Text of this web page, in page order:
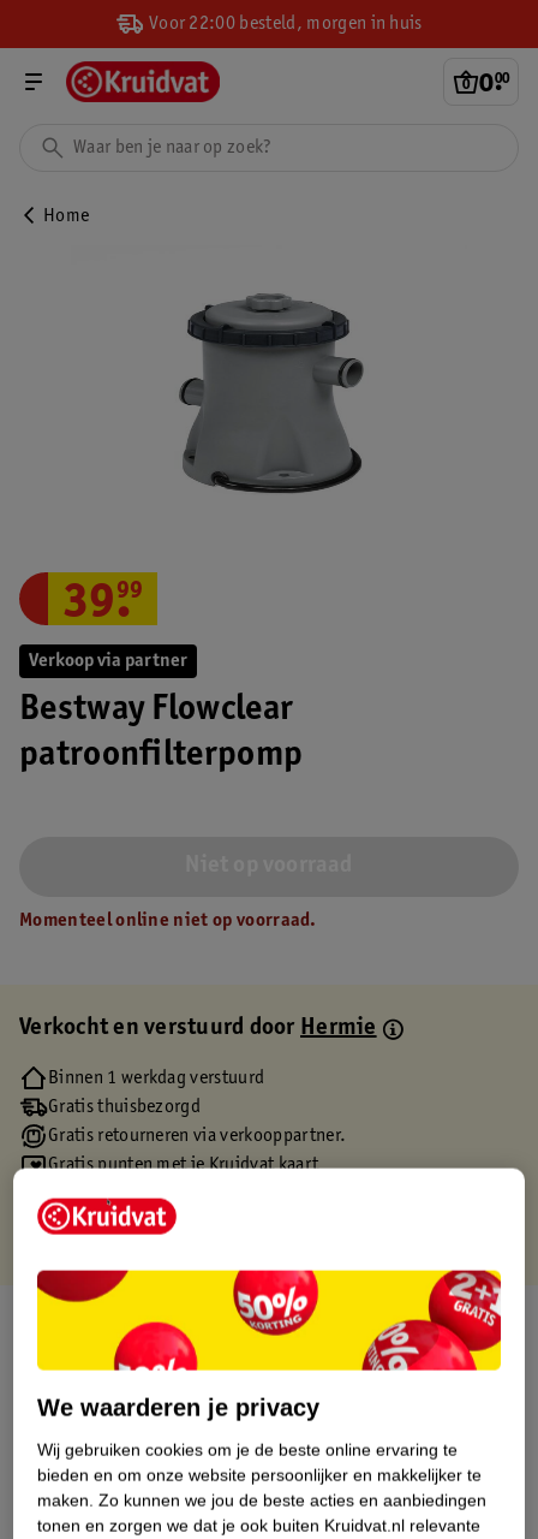
Voor 22:00 besteld, morgen in huis
0.
00
Home
Verkoop via partner
Bestway Flowclear
patroonfilterpomp
39.
99
Momenteel online niet op voorraad.
Verkocht en verstuurd doorHermie
Binnen 1 werkdag verstuurd
Gratis thuisbezorgd
Gratis retourneren via verkooppartner.
Gratis punten met je Kruidvat kaart
Over dit product
Productinformatie
Etiketinformatie
Nature Impact Score
We waarderen je privacy
Wij gebruiken cookies om je de beste online ervaring te
bieden en om onze website persoonlijker en makkelijker te
maken. Zo kunnen we jou de beste acties en aanbiedingen
tonen en zorgen we dat je ook buiten Kruidvat.nl relevante